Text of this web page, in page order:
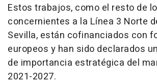
Estos trabajos, como el resto de
concernientes a la Línea 3 Norte
Sevilla, están cofinanciados con
europeos y han sido declarados
de importancia estratégica del
2021-2027.